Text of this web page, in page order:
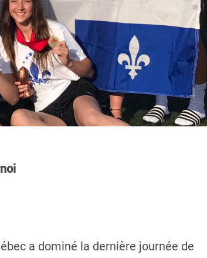
a dominé la dernière journée de